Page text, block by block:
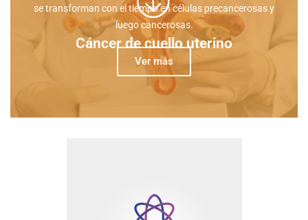
Cáncer de cuello uterino
se transforman con el tiempo en células precancerosas y
luego cancerosas.
Ver más